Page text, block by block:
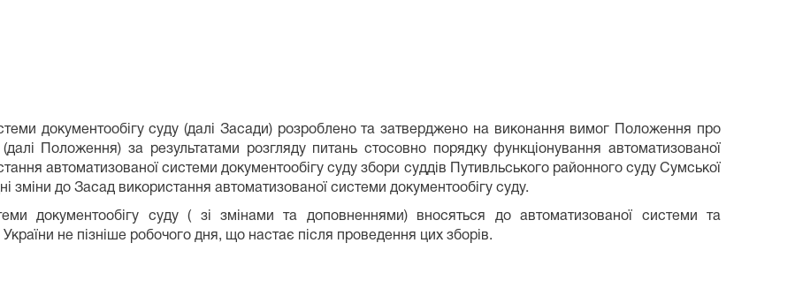
документообігу суду (далі Засади) розроблено та затверджено на виконання вимог Положення про
Положення) за результатами розгляду питань стосовно порядку функціонування автоматизованої
автоматизованої системи документообігу суду збори суддів Путивльського районного суду Сумської
зміни до Засад використання автоматизованої системи документообігу суду.
документообігу суду ( зі змінами та доповненнями) вносяться до автоматизованої системи та
не пізніше робочого дня, що настає після проведення цих зборів.